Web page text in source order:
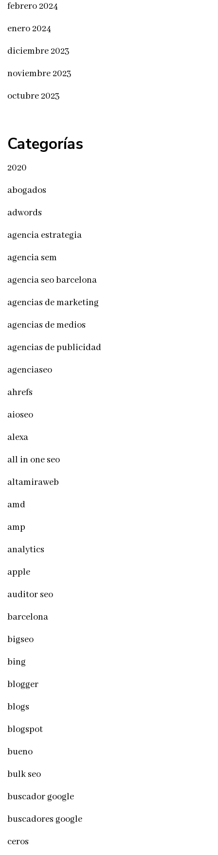
febrero 2024
enero 2024
diciembre 2023
noviembre 2023
octubre 2023
Categorías
2020
abogados
adwords
agencia estrategia
agencia sem
agencia seo barcelona
agencias de marketing
agencias de medios
agencias de publicidad
agenciaseo
ahrefs
aioseo
alexa
all in one seo
altamiraweb
amd
amp
analytics
apple
auditor seo
barcelona
bigseo
bing
blogger
blogs
blogspot
bueno
bulk seo
buscador google
buscadores google
ceros